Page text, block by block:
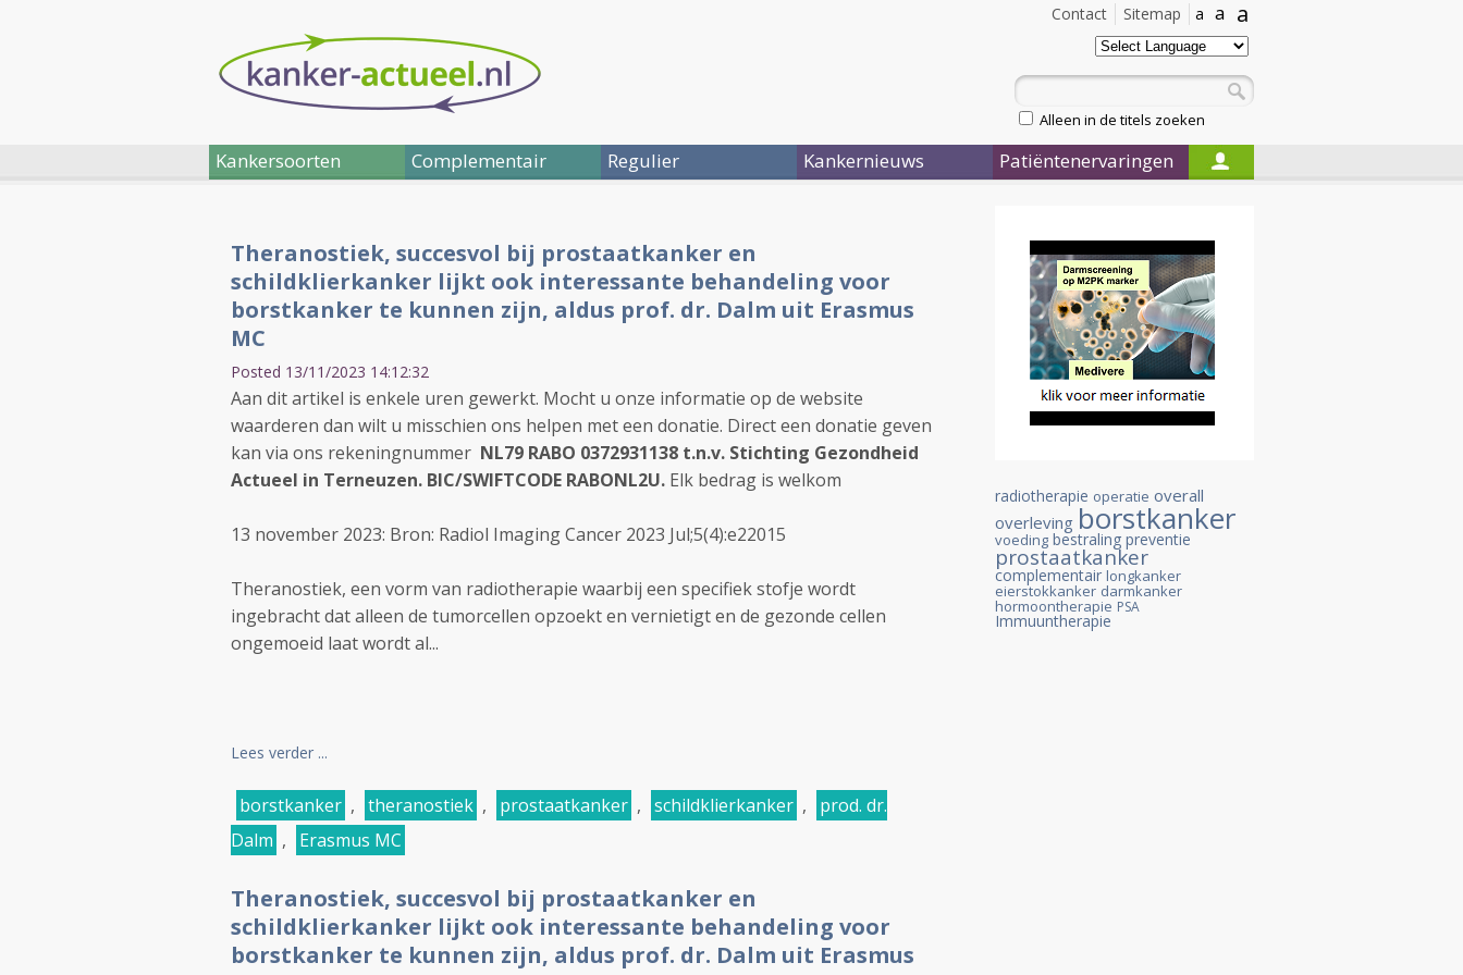
a
a
a
Sitemap
Contact
Alleen in de titels zoeken
Kankersoorten Complementair Regulier Kankernieuws Patiëntenervaringen
Theranostiek, succesvol bij prostaatkanker en
schildklierkanker lijkt ook interessante behandeling voor
borstkanker te kunnen zijn, aldus prof. dr. Dalm uit Erasmus
MC
Posted 13/11/2023 14:12:32
Aan dit artikel is enkele uren gewerkt. Mocht u onze informatie op de website
waarderen dan wilt u misschien ons helpen met een donatie. Direct een donatie geven
kan via ons rekeningnummer NL79 RABO 0372931138 t.n.v. Stichting Gezondheid
Actueel in Terneuzen. BIC/SWIFTCODE RABONL2U. Elk bedrag is welkom
13 november 2023: Bron: Radiol Imaging Cancer 2023 Jul;5(4):e22015
Theranostiek, een vorm van radiotherapie waarbij een specifiek stofje wordt
ingebracht dat alleen de tumorcellen opzoekt en vernietigt en de gezonde cellen
ongemoeid laat wordt al...
Lees verder ...
borstkanker , theranostiek , prostaatkanker , schildklierkanker ,
prod. dr.
Dalm , Erasmus MC
Theranostiek, succesvol bij prostaatkanker en
schildklierkanker lijkt ook interessante behandeling voor
borstkanker te kunnen zijn, aldus prof. dr. Dalm uit Erasmus
radiotherapie operatie overall
overleving borstkanker
voeding bestraling preventie
prostaatkanker
complementair longkanker
eierstokkanker darmkanker
hormoontherapie PSA
Immuuntherapie